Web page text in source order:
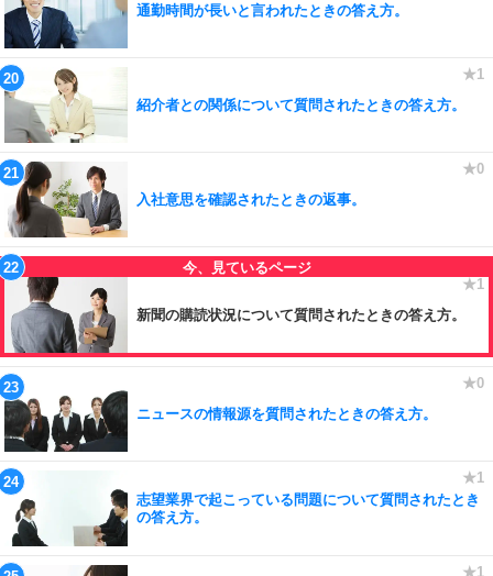
通勤時間が長いと言われたときの答え方。
紹介者との関係について質問されたときの答え方。
入社意思を確認されたときの返事。
新聞の購読状況について質問されたときの答え方。
ニュースの情報源を質問されたときの答え方。
志望業界で起こっている問題について質問されたとき
の答え方。